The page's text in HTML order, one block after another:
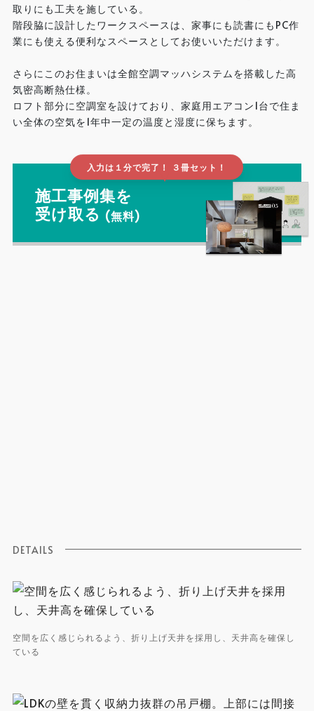
取りにも工夫を施している。
階段脇に設計したワークスペースは、家事にも読書にもPC作
業にも使える便利なスペースとしてお使いいただけます。
さらにこのお住まいは全館空調マッハシステムを搭載した高
気密高断熱仕様。
ロフト部分に空調室を設けており、家庭用エアコン1台で住ま
い全体の空気を1年中一定の温度と湿度に保ちます。
入力は１分で完了！ ３冊セット！
▲
施工事例集を
受け取る (無料)
DETAILS
空間を広く感じられるよう、折り上げ天井を採用し、天井高を確保し
ている